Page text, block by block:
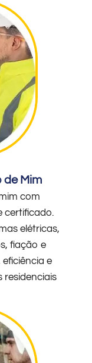
de Mim
com
certificado.
elétricas,
fiação e
e
residenciais